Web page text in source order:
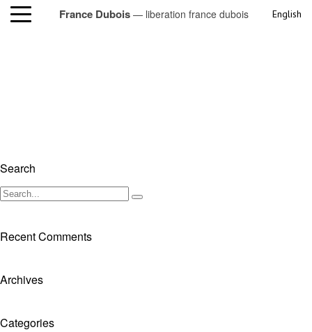
France Dubois — liberation france dubois English
liberation france dubois
Search
Recent Comments
Archives
Categories